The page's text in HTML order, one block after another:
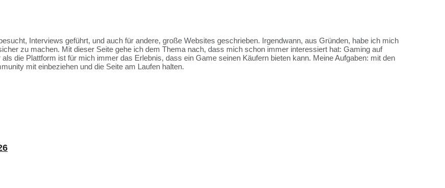
Interviews geführt, und auch für andere, große Websites geschrieben. Irgendwann, aus Gründen, habe ich mich
zu machen. Mit dieser Seite gehe ich dem Thema nach, dass mich schon immer interessiert hat: Gaming auf
die Plattform ist für mich immer das Erlebnis, dass ein Game seinen Käufern bieten kann. Meine Aufgaben: mit den
mit einbeziehen und die Seite am Laufen halten.